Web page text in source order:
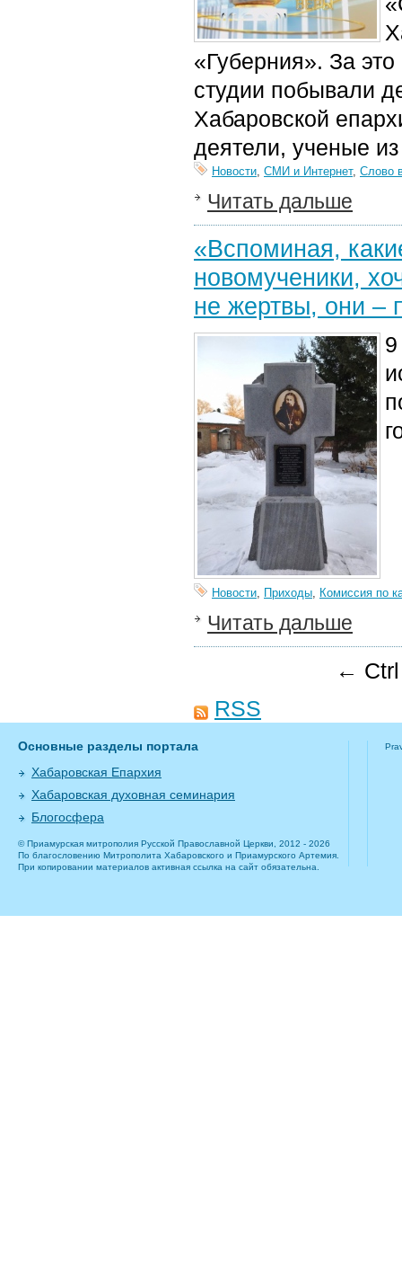
«Губерния». За
студии побывали
Хабаровской
деятели, ученые
Новости, СМИ и Интернет, Слово
Читать дальше
«Вспоминая,
новомученики,
не жертвы, они –
Новости, Приходы, Комиссия по
Читать дальше
←
RSS
Основные разделы портала
Хабаровская Епархия
Хабаровская духовная семинария
Блогосфера
© Приамурская митрополия Русской Православной Церкви, 2012 - 2026
По благословению Митрополита Хабаровского и Приамурского Артемия.
При копировании материалов активная ссылка на сайт обязательна.